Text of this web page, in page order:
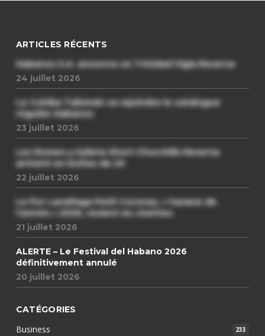
ARTICLES RÉCENTS
Habanos S.A. annonce un Trinidad Vigia Reserva
24 juillet 2026
Le Cohiba Talismán va rejoindre le catalogue
régulier Habanos
23 juillet 2026
Les Romeo y Julieta Short Churchills Reserva
arrivent en boîtes de 20
22 juillet 2026
Le Por Larrañaga Petit Coronas, « havane de
l’année » 2026, revient en civettes
21 juillet 2026
ALERTE – Le Festival del Habano 2026
définitivement annulé
20 juillet 2026
CATÉGORIES
Business 233